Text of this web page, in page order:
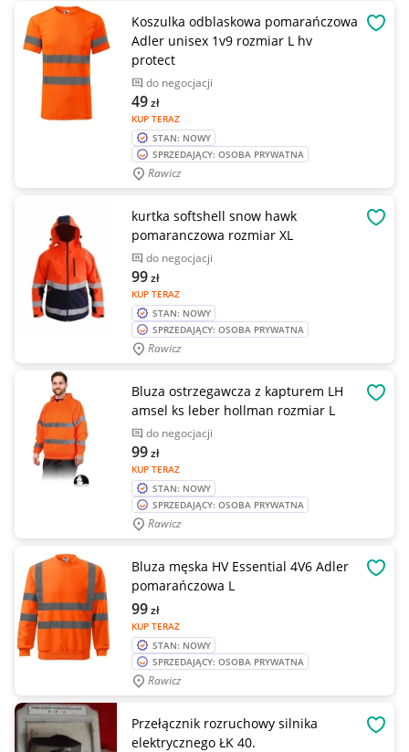
Koszulka odblaskowa pomarańczowa
Adler unisex 1v9 rozmiar L hv
protect
do negocjacji
KUP TERAZ
49zł
STAN: NOWY
SPRZEDAJĄCY: OSOBA PRYWATNA
Rawicz
kurtka softshell snow hawk
pomaranczowa rozmiar XL
do negocjacji
KUP TERAZ
99zł
STAN: NOWY
SPRZEDAJĄCY: OSOBA PRYWATNA
Rawicz
Bluza ostrzegawcza z kapturem LH
amsel ks leber hollman rozmiar L
do negocjacji
KUP TERAZ
99zł
STAN: NOWY
SPRZEDAJĄCY: OSOBA PRYWATNA
Rawicz
Bluza męska HV Essential 4V6 Adler
pomarańczowa L
KUP TERAZ
99zł
STAN: NOWY
SPRZEDAJĄCY: OSOBA PRYWATNA
Rawicz
Przełącznik rozruchowy silnika
elektrycznego ŁK 40.